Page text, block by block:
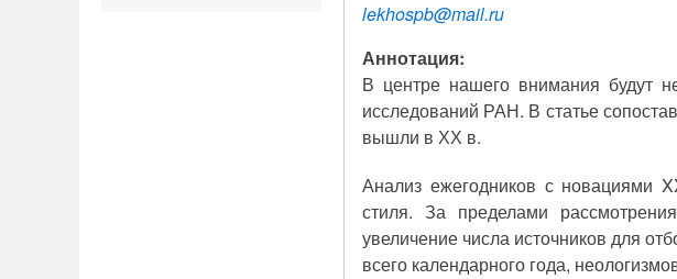
lekhospb@mail.ru
Аннотация:
В центре нашего внимания будут
исследований РАН. В статье
вышли в ХХ в.
Анализ ежегодников с новациями
стиля. За пределами
увеличение числа источников для
всего календарного года,